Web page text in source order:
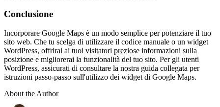
Conclusione
Incorporare Google Maps è un modo semplice per potenziare il tuo
sito web. Che tu scelga di utilizzare il codice manuale o un widget
WordPress, offrirai ai tuoi visitatori preziose informazioni sulla
posizione e migliorerai la funzionalità del tuo sito. Per gli utenti
WordPress, assicurati di consultare la nostra guida collegata per
istruzioni passo-passo sull'utilizzo dei widget di Google Maps.
About the Author